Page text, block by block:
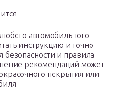
автомобильного
инструкцию и точно
безопасности и правила
рекомендаций может
покрытия или